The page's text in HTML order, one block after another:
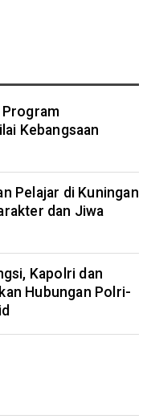
Kebangsaan
Pelajar di Kuningan
dan Jiwa
Kapolri dan
Hubungan Polri-